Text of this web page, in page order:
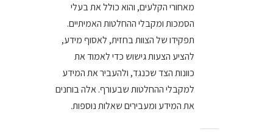
מאחורי הקלעים, והוא כולל את בעלי
הסמכות ומקבלי ההחלטות האמיתיים.
תפקידו של הצוות בחזית, לאסוף מידע,
להציע הצעות גישוש כדי לאמוד את
כוונות הצד שכנגד, ולהעביר את המידע
למקבלי ההחלטות שבעורף. אלה בוחנים
את המידע ומעבירים שאלות נוספות.